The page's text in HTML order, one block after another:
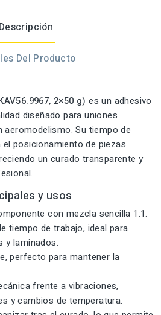
Descripción
Del Producto
2×50 g) es un adhesivo
diseñado para uniones
Su tiempo de
posicionamiento de piezas
un curado transparente y
y usos
con mezcla sencilla 1:1.
tiempo de trabajo, ideal para
y laminados.
perfecto para mantener la
frente a vibraciones,
y cambios de temperatura.